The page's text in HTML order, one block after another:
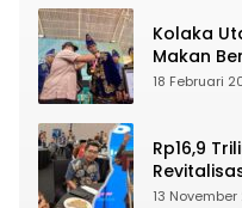
Kolaka
Makan
18 Februari
Rp16,9
Indonesia
13